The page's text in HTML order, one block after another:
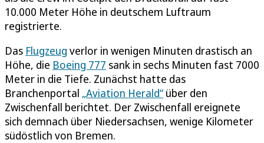
10.000 Meter Höhe in deutschem Luftraum
registrierte.
Das Flugzeug verlor in wenigen Minuten drastisch an
Höhe, die Boeing 777 sank in sechs Minuten fast 7000
Meter in die Tiefe. Zunächst hatte das
Branchenportal „Aviation Herald“ über den
Zwischenfall berichtet. Der Zwischenfall ereignete
sich demnach über Niedersachsen, wenige Kilometer
südöstlich von Bremen.